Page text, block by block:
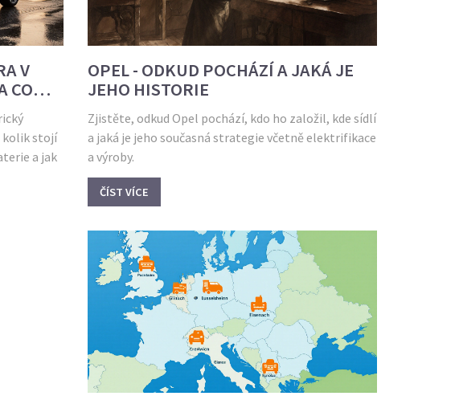
V
CO
kolik stojí
a jak
OPEL - ODKUD POCHÁZÍ A JAKÁ JE
JEHO HISTORIE
Zjistěte, odkud Opel pochází, kdo ho založil, kde sídlí
a jaká je jeho současná strategie včetně elektrifikace
a výroby.
ČÍST VÍCE